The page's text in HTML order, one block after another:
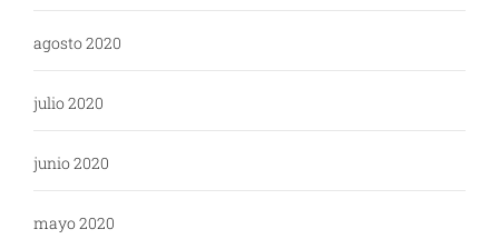
agosto 2020
julio 2020
junio 2020
mayo 2020